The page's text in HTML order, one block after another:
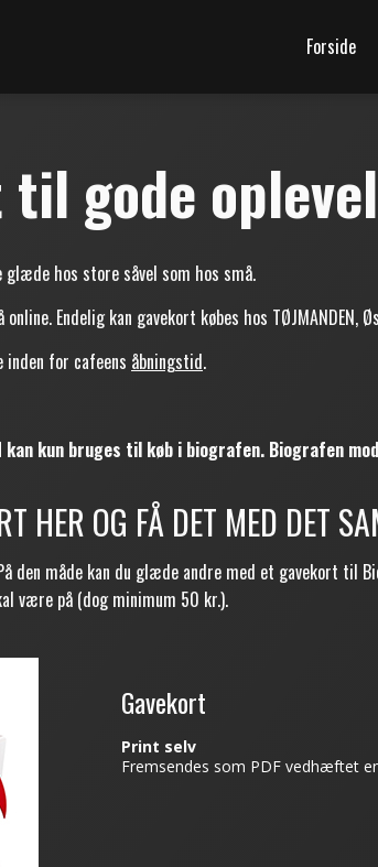
Forside
gode
glæde hos store såvel som hos små.
Endelig kan gavekort købes hos TØJMANDEN,
for cafeens åbningstid.
kan kun bruges til køb i biografen. Biografen
HER OG FÅ DET MED DET
den måde kan du glæde andre med et gavekort til
være på (dog minimum 50 kr.).